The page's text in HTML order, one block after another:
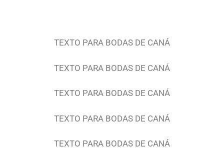
TEXTO PARA BODAS DE CANÁ
TEXTO PARA BODAS DE CANÁ
TEXTO PARA BODAS DE CANÁ
TEXTO PARA BODAS DE CANÁ
TEXTO PARA BODAS DE CANÁ